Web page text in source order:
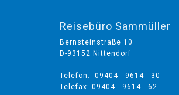
Reisebüro Sammüller
Bernsteinstraße 10
D-93152 Nittendorf
Telefon: 09404 - 9614 - 30
Telefax: 09404 - 9614 - 62